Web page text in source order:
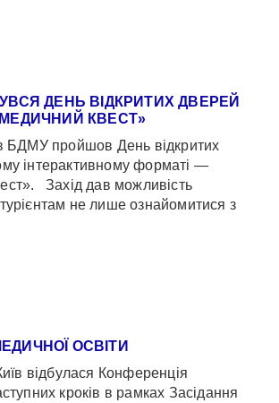
ДЕНЬ ВІДКРИТИХ ДВЕРЕЙ
КВЕСТ»
БДМУ пройшов День відкритих
інтерактивному форматі —
Захід дав можливість
не лише ознайомитися з
ОСВІТИ
відбулася Конференція
кроків в рамках Засідання